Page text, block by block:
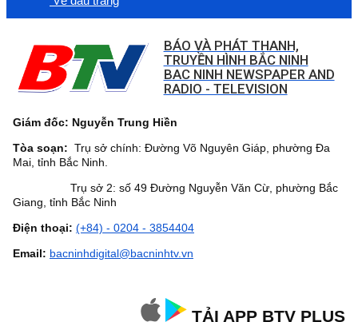
BÁO VÀ PHÁT THANH,
TRUYỀN HÌNH BẮC NINH
BAC NINH NEWSPAPER AND
RADIO - TELEVISION
Giám đốc: Nguyễn Trung Hiền
Tòa soạn: Trụ sở chính: Đường Võ Nguyên Giáp, phường Đa
Mai, tỉnh Bắc Ninh.
Trụ sở 2: số 49 Đường Nguyễn Văn Cừ, phường Bắc
Giang, tỉnh Bắc Ninh
Điện thoại: (+84) - 0204 - 3854404
Email: bacninhdigital@bacninhtv.vn
TẢI APP BTV PLUS